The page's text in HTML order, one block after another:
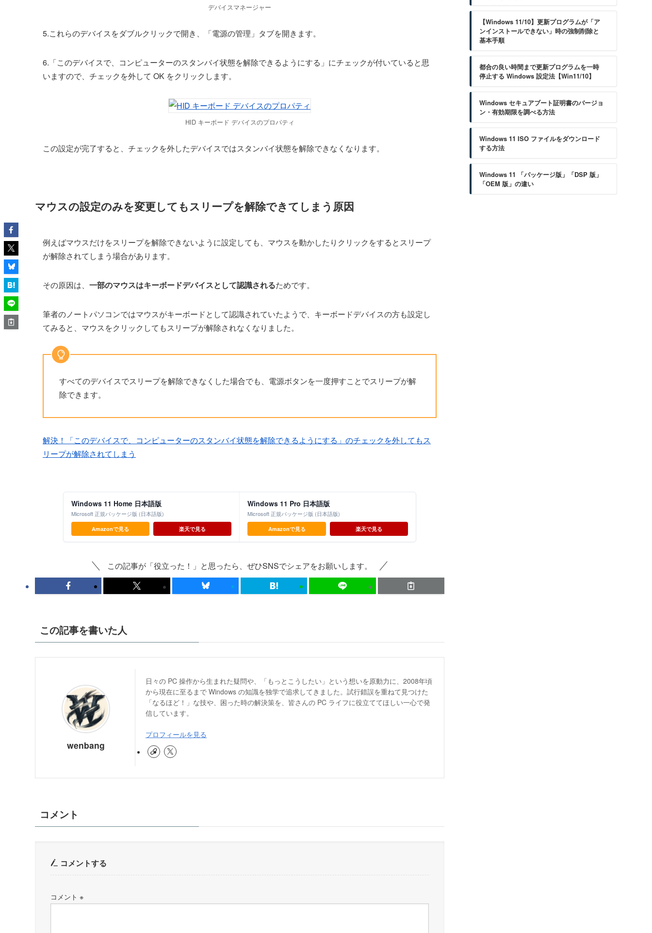
デバイスマネージャー
5.これらのデバイスをダブルクリックで開き、「電源の管理」タブを開きます。
6.「このデバイスで、コンピューターのスタンバイ状態を解除できるようにする」にチェックが付いていると思
いますので、チェックを外して OK をクリックします。
HID キーボード デバイスのプロパティ
この設定が完了すると、チェックを外したデバイスではスタンバイ状態を解除できなくなります。
マウスの設定のみを変更してもスリープを解除できてしまう原因
例えばマウスだけをスリープを解除できないように設定しても、マウスを動かしたりクリックをするとスリープ
が解除されてしまう場合があります。
その原因は、 一部のマウスはキーボードデバイスとして認識されるためです。
筆者のノートパソコンではマウスがキーボードとして認識されていたようで、キーボードデバイスの方も設定し
てみると、マウスをクリックしてもスリープが解除されなくなりました。
すべてのデバイスでスリープを解除できなくした場合でも、電源ボタンを一度押すことでスリープが解
除できます。
解決！「このデバイスで、コンピューターのスタンバイ状態を解除できるようにする」のチェックを外してもス
リープが解除されてしまう
Windows 11 Home 日本語版
Microsoft 正規パッケージ版 (日本語版)
Amazonで見る 楽天で見る
Windows 11 Pro 日本語版
Microsoft 正規パッケージ版 (日本語版)
Amazonで見る 楽天で見る
この記事が「役立った！」と思ったら、ぜひSNSでシェアをお願いします。
この記事を書いた人
wenbang
日々の PC 操作から生まれた疑問や、「もっとこうしたい」という想いを原動力に、2008年頃
から現在に至るまで Windows の知識を独学で追求してきました。試行錯誤を重ねて見つけた
「なるほど！」な技や、困った時の解決策を、皆さんの PC ライフに役立ててほしい一心で発
信しています。
プロフィールを見る
コメント
コメントする
コメント ※
【Windows 11/10】更新プログラムが「ア
ンインストールできない」時の強制削除と
基本手順
都合の良い時間まで更新プログラムを一時
停止する Windows 設定法【Win11/10】
Windows セキュアブート証明書のバージョ
ン・有効期限を調べる方法
Windows 11 ISO ファイルをダウンロード
する方法
Windows 11 「パッケージ版」「DSP 版」
「OEM 版」の違い